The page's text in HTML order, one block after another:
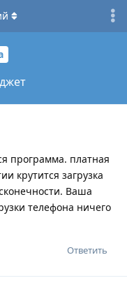
программа. платная
крутится загрузка
Ваша
телефона ничего
Ответить